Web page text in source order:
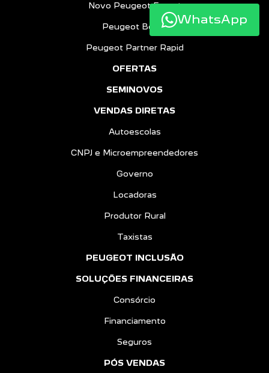
Novo Peugeot Expert
Peugeot Boxer
Peugeot Partner Rapid
OFERTAS
SEMINOVOS
VENDAS DIRETAS
Autoescolas
CNPJ e Microempreendedores
Governo
Locadoras
Produtor Rural
Taxistas
PEUGEOT INCLUSÃO
SOLUÇÕES FINANCEIRAS
Consórcio
Financiamento
Seguros
PÓS VENDAS
WhatsApp